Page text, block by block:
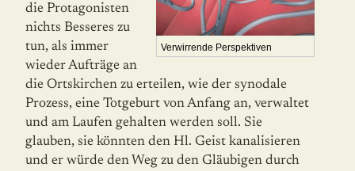
Verwirrende Perspektiven
die Protagonisten
nichts Besseres zu
tun, als immer
wieder Aufträge an
die Ortskirchen zu erteilen, wie der sy­no­dale
Prozess, eine Totgeburt von Anfang an, verwaltet
und am Laufen gehalten werden soll. Sie
glauben, sie könn­ten den Hl. Geist kanalisieren
und er würde den Weg zu den Gläubigen durch